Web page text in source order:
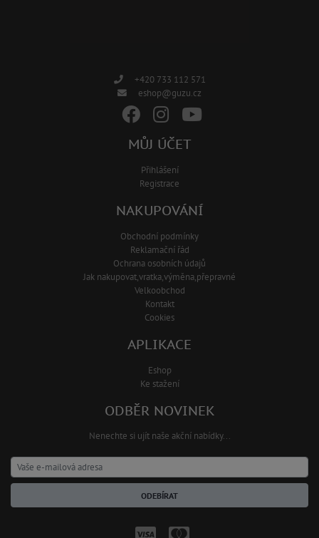
+420 733 112 571
eshop@guzu.cz
MŮJ ÚČET
Přihlášení
Registrace
NAKUPOVÁNÍ
Obchodní podmínky
Reklamační řád
Ochrana osobních údajů
Jak nakupovat,vratka,výměna,přepravné
Velkoobchod
Kontakt
Cookies
APLIKACE
Eshop
Ke stažení
ODBĚR NOVINEK
Nenechte si ujít naše akční nabídky...
ODEBÍRAT